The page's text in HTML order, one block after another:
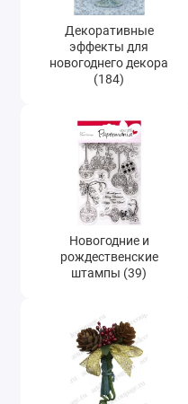
Декоративные
эффекты для
новогоднего декора
(184)
Новогодние и
рождественские
штампы (39)